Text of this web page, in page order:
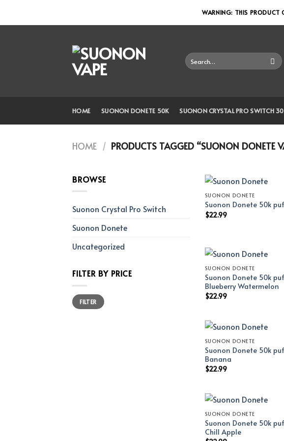
WARNING: THIS PRODUCT
Search
for:
HOME SUONON DONETE 50K SUONON CRYSTAL PRO SWITCH
HOME / PRODUCTS TAGGED “SUONON DONETE
BROWSE
Suonon Crystal Pro Switch
Suonon Donete
Uncategorized
FILTER BY PRICE
Min
price
Max
priceFILTER
SUONON DONETE
Suonon Donete 50k
$22.99
SUONON DONETE
Suonon Donete 50k
Blueberry Watermelon
$22.99
SUONON DONETE
Suonon Donete 50k
Banana
$22.99
SUONON DONETE
Suonon Donete 50k
Chill Apple